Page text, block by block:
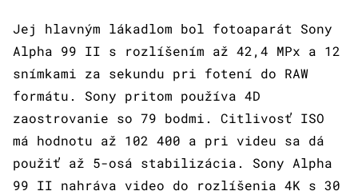
Jej hlavným lákadlom bol fotoaparát Sony
Alpha 99 II s rozlíšením až 42,4 MPx a 12
snímkami za sekundu pri fotení do RAW
formátu. Sony pritom používa 4D
zaostrovanie so 79 bodmi. Citlivosť ISO
má hodnotu až 102 400 a pri videu sa dá
použiť až 5-osá stabilizácia. Sony Alpha
99 II nahráva video do rozlíšenia 4K s 30